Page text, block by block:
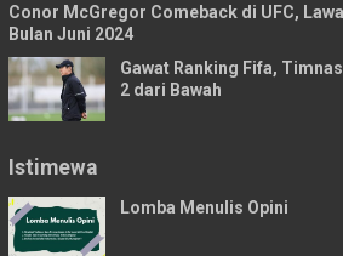
Conor McGregor Comeback di UFC,
Bulan Juni 2024
Gawat Ranking Fifa,
2 dari Bawah
Istimewa
Lomba Menulis Opini